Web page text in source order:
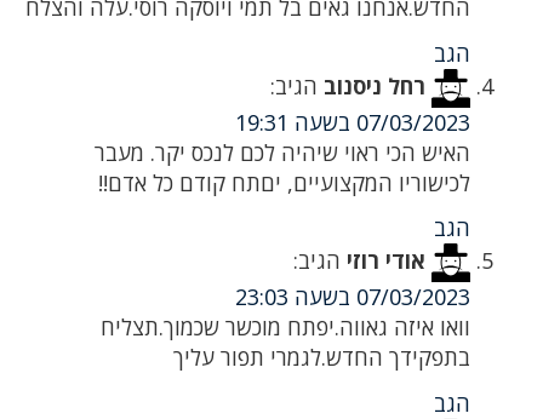
החדש.אנחנו גאים בל תמי ויוסקה רוסי.עלה והצלח
הגב
רחל ניסנוב הגיב:
07/03/2023 בשעה 19:31
האיש הכי ראוי שיהיה לכם לנכס יקר. מעבר
לכישוריו המקצועיים, יםתח קודם כל אדם!!
הגב
אודי רוזי הגיב:
07/03/2023 בשעה 23:03
וואו איזה גאווה.יפתח מוכשר שכמוך.תצליח
בתפקידך החדש.לגמרי תפור עליך
הגב